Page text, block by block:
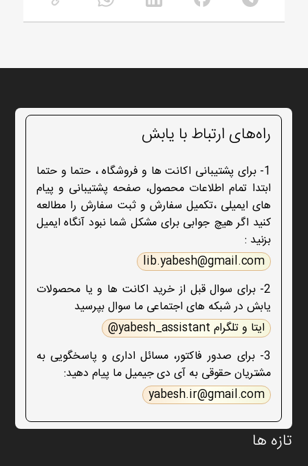
راه‌های ارتباط با یابش
1- برای پشتیبانی اکانت ها و فروشگاه ، حتما و حتما
ابتدا تمام اطلاعات محصول، صفحه پشتیبانی و پیام
های ایمیلی ،تکمیل سفارش و ثبت سفارش را مطالعه
کنید اگر هیچ جوابی برای مشکل شما نبود آنگاه ایمیل
بزنید :
lib.yabesh@gmail.com
2- برای سوال قبل از خرید اکانت ها و یا محصولات
یابش در شبکه های اجتماعی ما سوال بپرسید
ایتا و تلگرام yabesh_assistant@
3- برای صدور فاکتور، مسائل اداری و پاسخگویی به
مشتریان حقوقی به آی دی جیمیل ما پیام دهید:
yabesh.ir@gmail.com
تازه ها